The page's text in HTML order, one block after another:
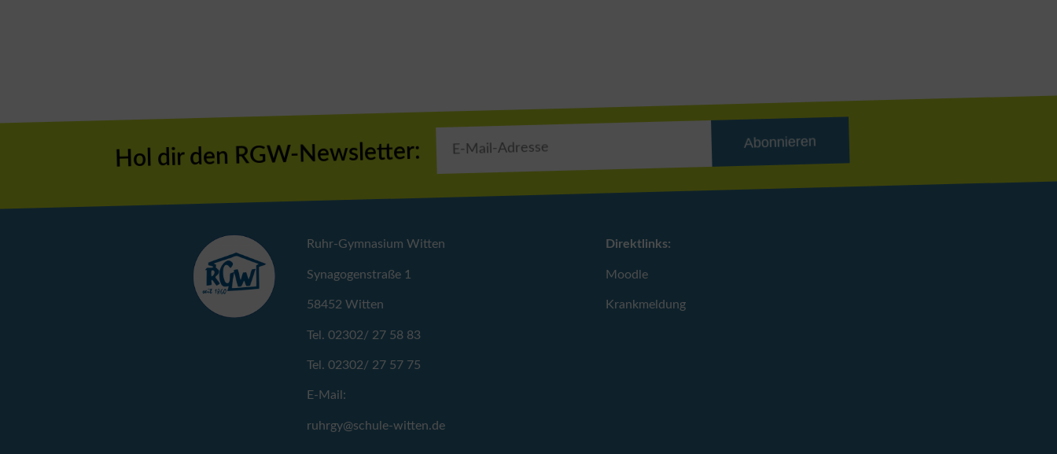
Hol dir den RGW-Newsletter: Abonnieren
Ruhr-Gymnasium Witten
Synagogenstraße 1
58452 Witten
Tel. 02302/ 27 58 83
Tel. 02302/ 27 57 75
E-Mail:
ruhrgy@schule-witten.de
Direktlinks:
Moodle
Krankmeldung